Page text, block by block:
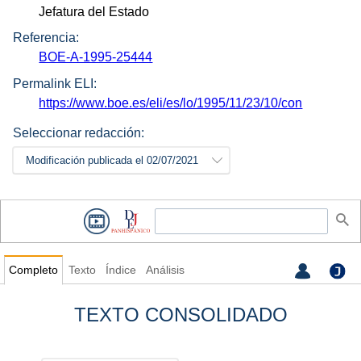
Jefatura del Estado
Referencia:
BOE-A-1995-25444
Permalink ELI:
https://www.boe.es/eli/es/lo/1995/11/23/10/con
Seleccionar redacción:
Modificación publicada el 02/07/2021
Completo Texto Índice Análisis
TEXTO CONSOLIDADO